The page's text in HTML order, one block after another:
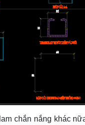
chắn nắng khác